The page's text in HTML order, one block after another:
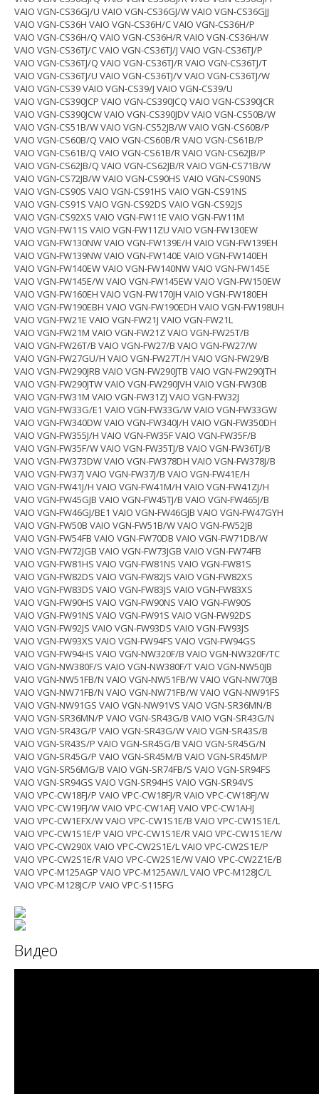
VAIO VGN-CS36GJ/U VAIO VGN-CS36GJ/W VAIO VGN-CS36GJJ
VAIO VGN-CS36H VAIO VGN-CS36H/C VAIO VGN-CS36H/P
VAIO VGN-CS36H/Q VAIO VGN-CS36H/R VAIO VGN-CS36H/W
VAIO VGN-CS36TJ/C VAIO VGN-CS36TJ/J VAIO VGN-CS36TJ/P
VAIO VGN-CS36TJ/Q VAIO VGN-CS36TJ/R VAIO VGN-CS36TJ/T
VAIO VGN-CS36TJ/U VAIO VGN-CS36TJ/V VAIO VGN-CS36TJ/W
VAIO VGN-CS39 VAIO VGN-CS39/J VAIO VGN-CS39/U
VAIO VGN-CS390JCP VAIO VGN-CS390JCQ VAIO VGN-CS390JCR
VAIO VGN-CS390JCW VAIO VGN-CS390JDV VAIO VGN-CS50B/W
VAIO VGN-CS51B/W VAIO VGN-CS52JB/W VAIO VGN-CS60B/P
VAIO VGN-CS60B/Q VAIO VGN-CS60B/R VAIO VGN-CS61B/P
VAIO VGN-CS61B/Q VAIO VGN-CS61B/R VAIO VGN-CS62JB/P
VAIO VGN-CS62JB/Q VAIO VGN-CS62JB/R VAIO VGN-CS71B/W
VAIO VGN-CS72JB/W VAIO VGN-CS90HS VAIO VGN-CS90NS
VAIO VGN-CS90S VAIO VGN-CS91HS VAIO VGN-CS91NS
VAIO VGN-CS91S VAIO VGN-CS92DS VAIO VGN-CS92JS
VAIO VGN-CS92XS VAIO VGN-FW11E VAIO VGN-FW11M
VAIO VGN-FW11S VAIO VGN-FW11ZU VAIO VGN-FW130EW
VAIO VGN-FW130NW VAIO VGN-FW139E/H VAIO VGN-FW139EH
VAIO VGN-FW139NW VAIO VGN-FW140E VAIO VGN-FW140EH
VAIO VGN-FW140EW VAIO VGN-FW140NW VAIO VGN-FW145E
VAIO VGN-FW145E/W VAIO VGN-FW145EW VAIO VGN-FW150EW
VAIO VGN-FW160EH VAIO VGN-FW170JH VAIO VGN-FW180EH
VAIO VGN-FW190EBH VAIO VGN-FW190EDH VAIO VGN-FW198UH
VAIO VGN-FW21E VAIO VGN-FW21J VAIO VGN-FW21L
VAIO VGN-FW21M VAIO VGN-FW21Z VAIO VGN-FW25T/B
VAIO VGN-FW26T/B VAIO VGN-FW27/B VAIO VGN-FW27/W
VAIO VGN-FW27GU/H VAIO VGN-FW27T/H VAIO VGN-FW29/B
VAIO VGN-FW290JRB VAIO VGN-FW290JTB VAIO VGN-FW290JTH
VAIO VGN-FW290JTW VAIO VGN-FW290JVH VAIO VGN-FW30B
VAIO VGN-FW31M VAIO VGN-FW31ZJ VAIO VGN-FW32J
VAIO VGN-FW33G/E1 VAIO VGN-FW33G/W VAIO VGN-FW33GW
VAIO VGN-FW340DW VAIO VGN-FW340J/H VAIO VGN-FW350DH
VAIO VGN-FW355J/H VAIO VGN-FW35F VAIO VGN-FW35F/B
VAIO VGN-FW35F/W VAIO VGN-FW35TJ/B VAIO VGN-FW36TJ/B
VAIO VGN-FW373DW VAIO VGN-FW378DH VAIO VGN-FW378J/B
VAIO VGN-FW37J VAIO VGN-FW37J/B VAIO VGN-FW41E/H
VAIO VGN-FW41J/H VAIO VGN-FW41M/H VAIO VGN-FW41ZJ/H
VAIO VGN-FW45GJB VAIO VGN-FW45TJ/B VAIO VGN-FW465J/B
VAIO VGN-FW46GJ/BE1 VAIO VGN-FW46GJB VAIO VGN-FW47GYH
VAIO VGN-FW50B VAIO VGN-FW51B/W VAIO VGN-FW52JB
VAIO VGN-FW54FB VAIO VGN-FW70DB VAIO VGN-FW71DB/W
VAIO VGN-FW72JGB VAIO VGN-FW73JGB VAIO VGN-FW74FB
VAIO VGN-FW81HS VAIO VGN-FW81NS VAIO VGN-FW81S
VAIO VGN-FW82DS VAIO VGN-FW82JS VAIO VGN-FW82XS
VAIO VGN-FW83DS VAIO VGN-FW83JS VAIO VGN-FW83XS
VAIO VGN-FW90HS VAIO VGN-FW90NS VAIO VGN-FW90S
VAIO VGN-FW91NS VAIO VGN-FW91S VAIO VGN-FW92DS
VAIO VGN-FW92JS VAIO VGN-FW93DS VAIO VGN-FW93JS
VAIO VGN-FW93XS VAIO VGN-FW94FS VAIO VGN-FW94GS
VAIO VGN-FW94HS VAIO VGN-NW320F/B VAIO VGN-NW320F/TC
VAIO VGN-NW380F/S VAIO VGN-NW380F/T VAIO VGN-NW50JB
VAIO VGN-NW51FB/N VAIO VGN-NW51FB/W VAIO VGN-NW70JB
VAIO VGN-NW71FB/N VAIO VGN-NW71FB/W VAIO VGN-NW91FS
VAIO VGN-NW91GS VAIO VGN-NW91VS VAIO VGN-SR36MN/B
VAIO VGN-SR36MN/P VAIO VGN-SR43G/B VAIO VGN-SR43G/N
VAIO VGN-SR43G/P VAIO VGN-SR43G/W VAIO VGN-SR43S/B
VAIO VGN-SR43S/P VAIO VGN-SR45G/B VAIO VGN-SR45G/N
VAIO VGN-SR45G/P VAIO VGN-SR45M/B VAIO VGN-SR45M/P
VAIO VGN-SR56MG/B VAIO VGN-SR74FB/S VAIO VGN-SR94FS
VAIO VGN-SR94GS VAIO VGN-SR94HS VAIO VGN-SR94VS
VAIO VPC-CW18FJ/P VAIO VPC-CW18FJ/R VAIO VPC-CW18FJ/W
VAIO VPC-CW19FJ/W VAIO VPC-CW1AFJ VAIO VPC-CW1AHJ
VAIO VPC-CW1EFX/W VAIO VPC-CW1S1E/B VAIO VPC-CW1S1E/L
VAIO VPC-CW1S1E/P VAIO VPC-CW1S1E/R VAIO VPC-CW1S1E/W
VAIO VPC-CW290X VAIO VPC-CW2S1E/L VAIO VPC-CW2S1E/P
VAIO VPC-CW2S1E/R VAIO VPC-CW2S1E/W VAIO VPC-CW2Z1E/B
VAIO VPC-M125AGP VAIO VPC-M125AW/L VAIO VPC-M128JC/L
VAIO VPC-M128JC/P VAIO VPC-S115FG
Видео